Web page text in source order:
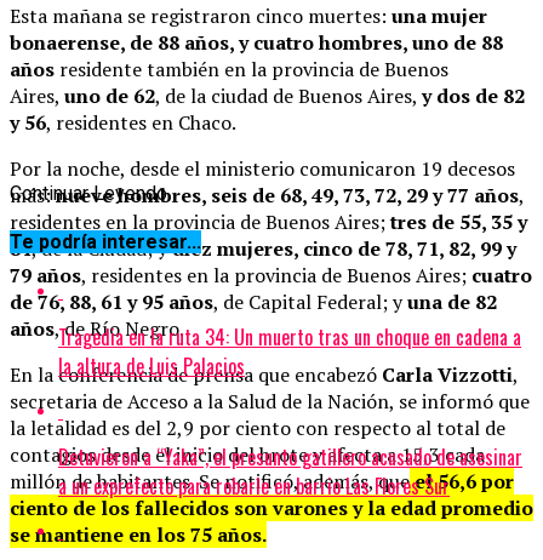
Esta mañana se registraron cinco muertes: una mujer
bonaerense, de 88 años, y cuatro hombres, uno de 88
años residente también en la provincia de Buenos
Aires, uno de 62, de la ciudad de Buenos Aires,y dos de 82
y 56, residentes en Chaco.
Por la noche, desde el ministerio comunicaron 19 decesos
más:nueve hombres, seis de 68, 49, 73, 72, 29 y 77 años,
residentes en la provincia de Buenos Aires;tres de 55, 35 y
84, de la Ciudad; ydiez mujeres, cinco de 78, 71, 82, 99 y
79 años, residentes en la provincia de Buenos Aires; cuatro
de 76, 88, 61 y 95 años, de Capital Federal; yuna de 82
años, de Río Negro.
En la conferencia de prensa que encabezó Carla Vizzotti,
secretaria de Acceso a la Salud de la Nación, se informó que
la letalidad es del 2,9 por ciento con respecto al total de
contagios desde el inicio del brote y afecta a 15,3 cada
millón de habitantes. Se notificó, además, queel 56,6 por
ciento de los fallecidos son varones y la edad promedio
se mantiene en los 75 años.
Continuar Leyendo
Te podría interesar...
Tragedia en la ruta 34: Un muerto tras un choque en cadena a
la altura de Luis Palacios
Detuvieron a “Yaka”, el presunto gatillero acusado de asesinar
a un exprefecto para robarle en barrio Las Flores Sur